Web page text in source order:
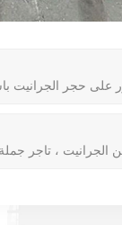
على حجر الجرانيت
، تاجر